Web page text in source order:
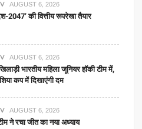
AUGUST 6, 2026
2047’ की वित्तीय रूपरेखा तैयार
AUGUST 6, 2026
भारतीय महिला जूनियर हॉकी टीम में,
कप में दिखाएंगी दम
AUGUST 6, 2026
ने रचा जीत का नया अध्याय